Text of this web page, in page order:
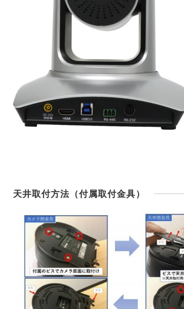
天井取付方法（付属取付金具）